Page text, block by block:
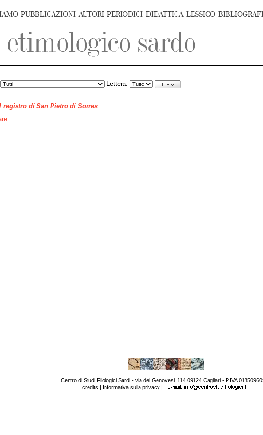
PUBBLICAZIONI AUTORI PERIODICI DIDATTICA LESSICO
Lettera:
registro di San Pietro di Sorres
Centro di Studi Filologici Sardi - via dei Genovesi, 114 09124 Cagliari - P.IVA
credits | Informativa sulla privacy|